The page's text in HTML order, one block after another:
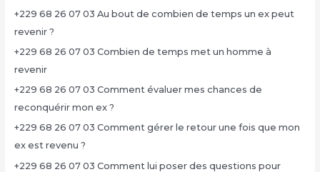
+229 68 26 07 03 Au bout de combien de temps un ex peut
revenir ?
+229 68 26 07 03 Combien de temps met un homme à
revenir
+229 68 26 07 03 Comment évaluer mes chances de
reconquérir mon ex ?
+229 68 26 07 03 Comment gérer le retour une fois que mon
ex est revenu ?
+229 68 26 07 03 Comment lui poser des questions pour